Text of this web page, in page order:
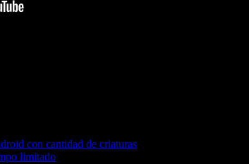
con cantidad de criaturas
limitado